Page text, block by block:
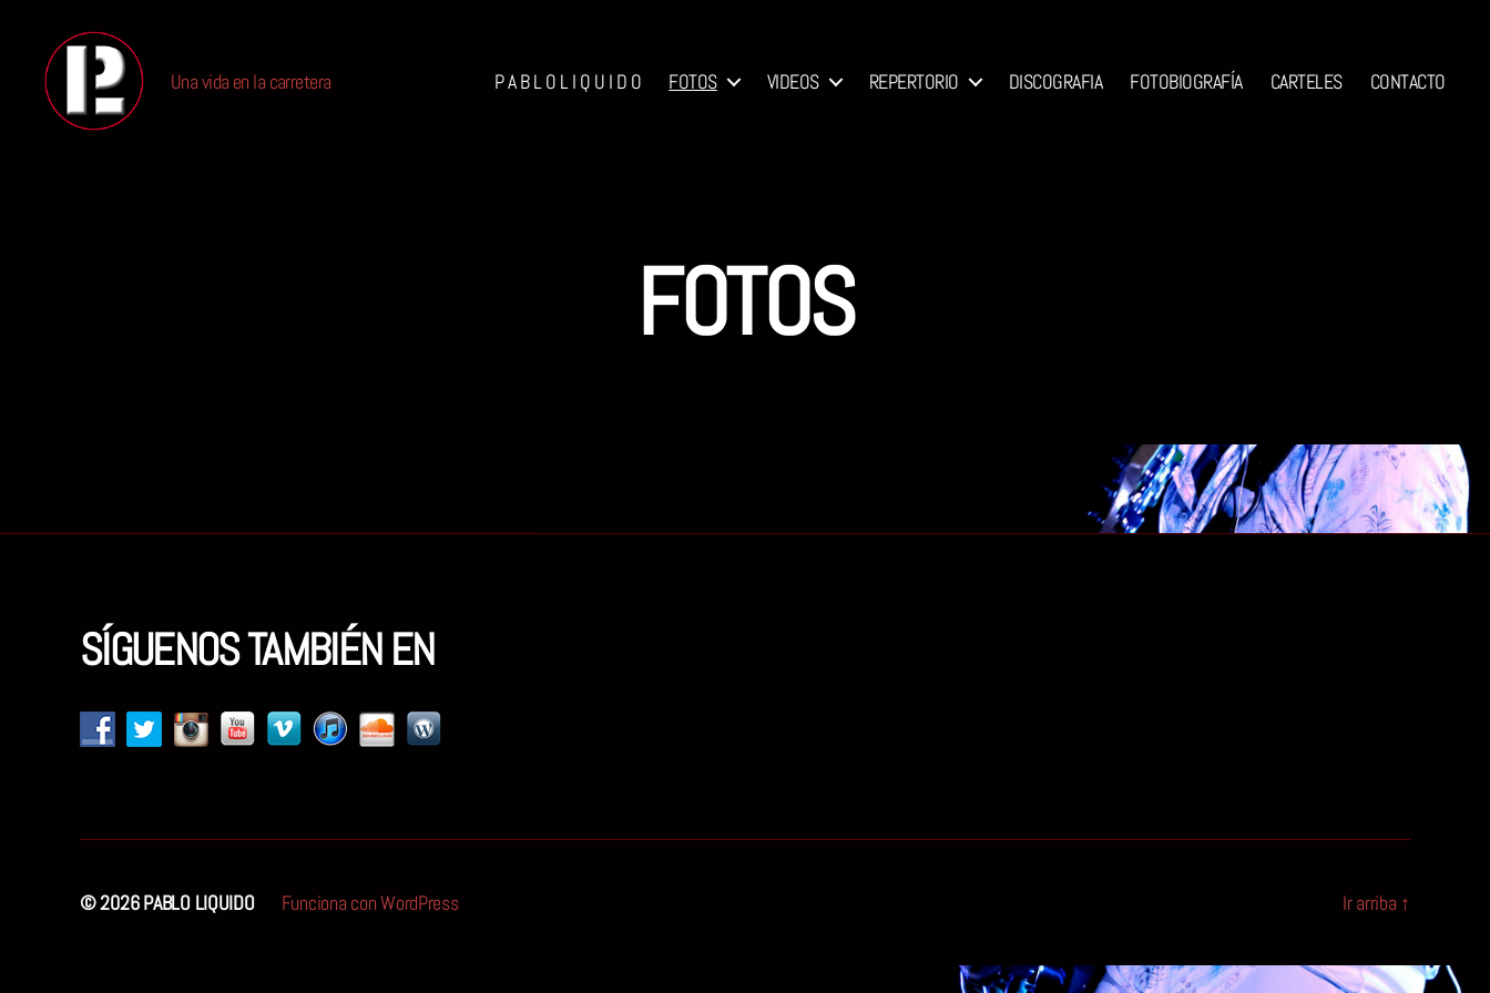
Una vida en la carretera P A B L O L I Q U I D O FOTOS VIDEOS REPERTORIO DISCOGRAFIA FOTOBIOGRAFÍA CARTELES CONTACTO
FOTOS
SÍGUENOS TAMBIÉN EN
© 2026PABLO LIQUIDO Funciona con WordPress Ir arriba ↑